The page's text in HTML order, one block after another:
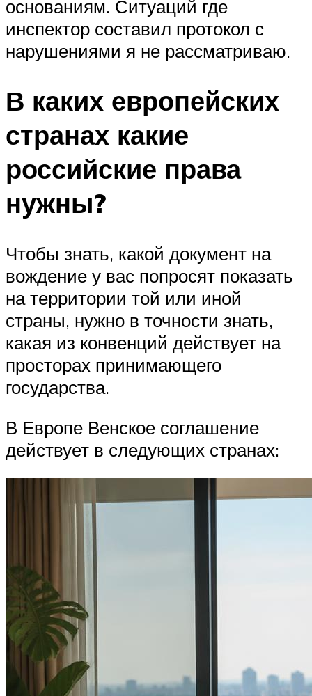
основаниям. Ситуаций где
инспектор составил протокол с
нарушениями я не рассматриваю.
В каких европейских
странах какие
российские права
нужны?
Чтобы знать, какой документ на
вождение у вас попросят показать
на территории той или иной
страны, нужно в точности знать,
какая из конвенций действует на
просторах принимающего
государства.
В Европе Венское соглашение
действует в следующих странах: